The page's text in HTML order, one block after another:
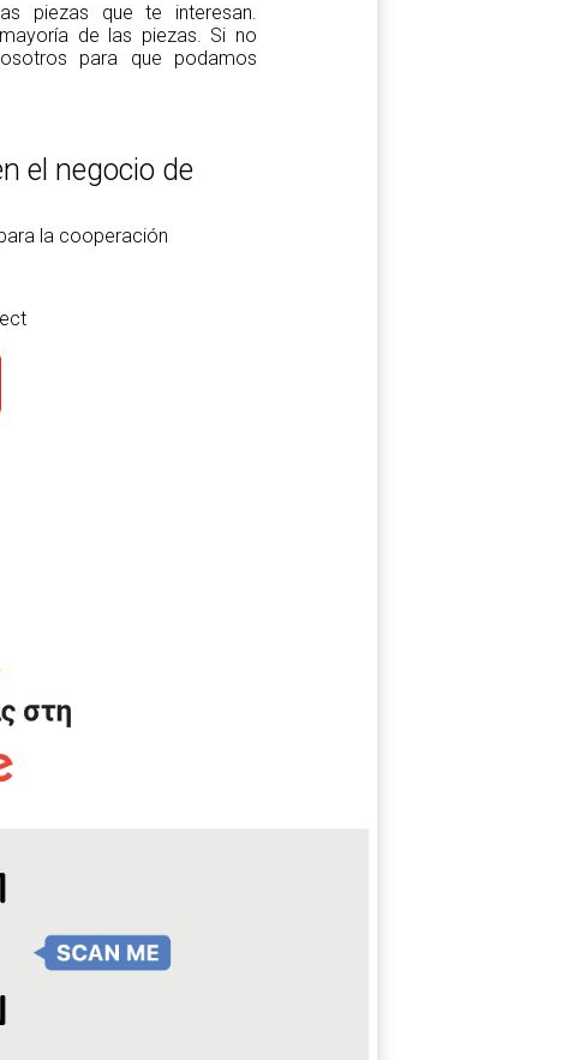
piezas que te interesan.
de las piezas. Si no
para que podamos
el negocio de
la cooperación